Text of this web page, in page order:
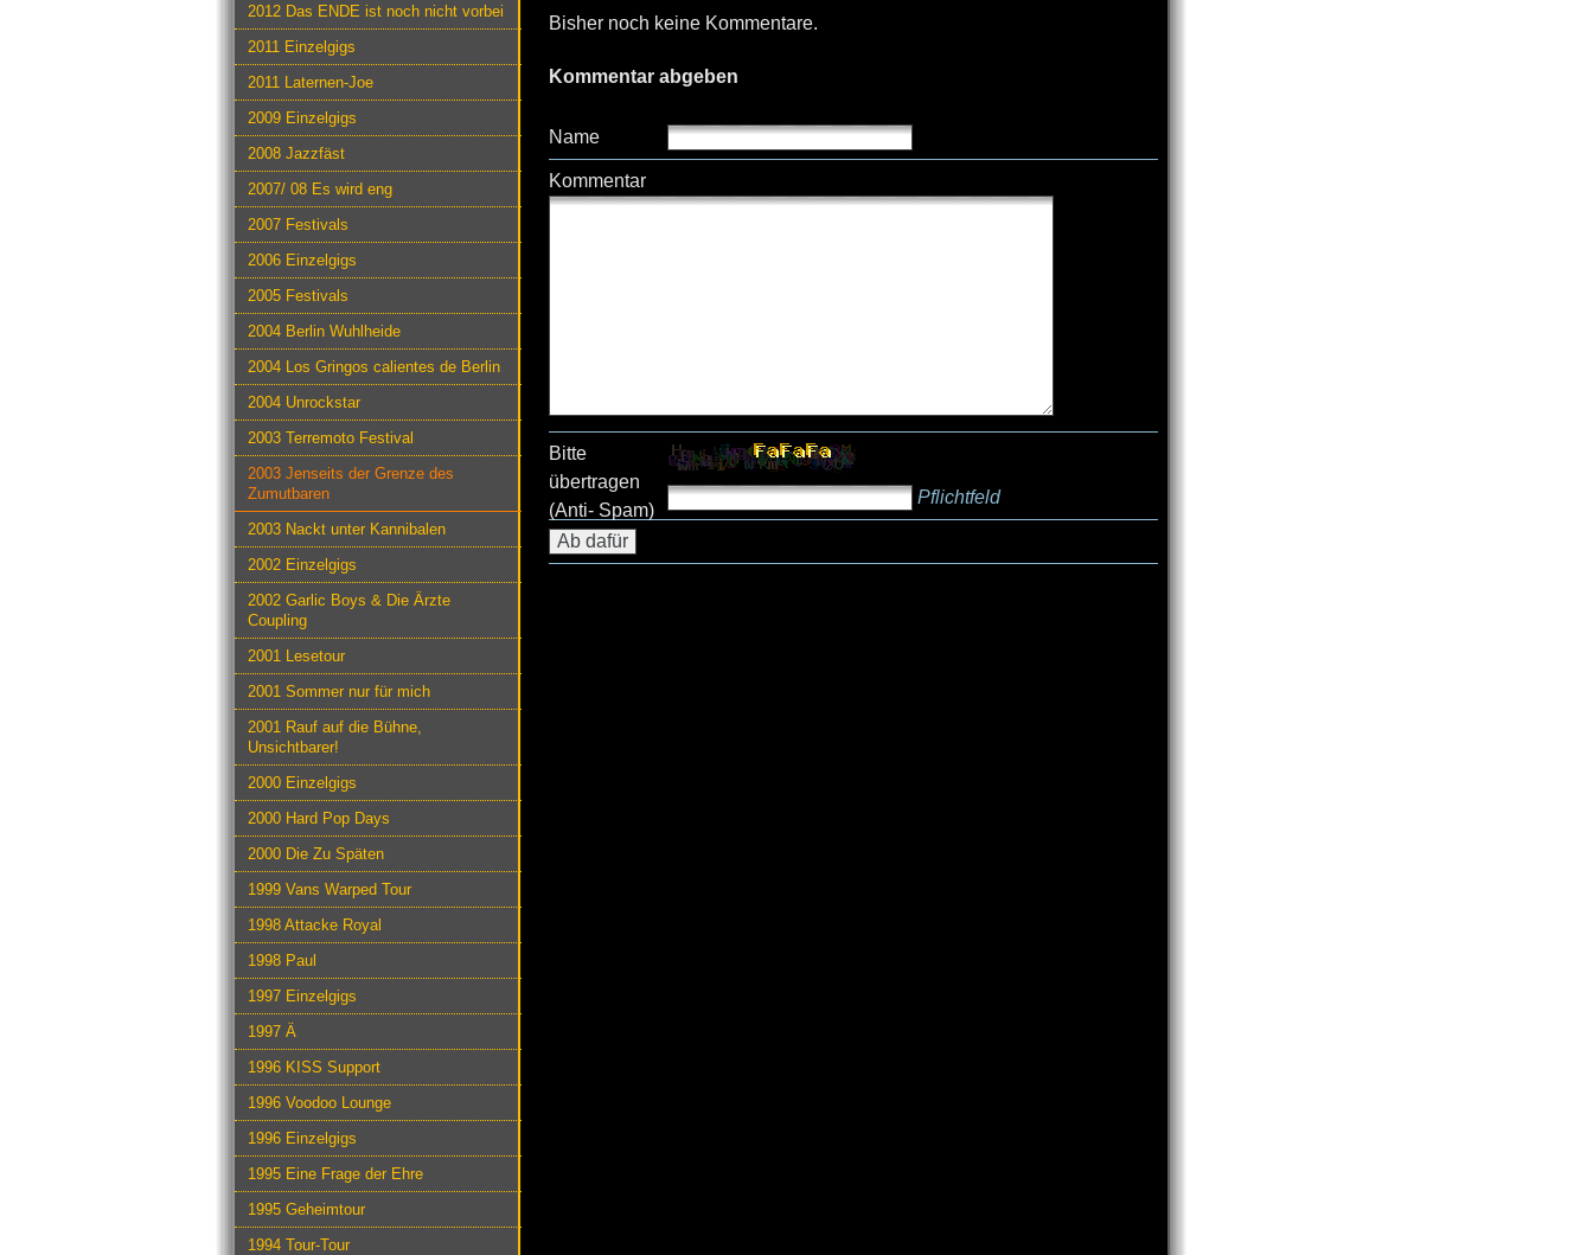
2012 Das ENDE ist noch nicht vorbei
2011 Einzelgigs
2011 Laternen-Joe
2009 Einzelgigs
2008 Jazzfäst
2007/ 08 Es wird eng
2007 Festivals
2006 Einzelgigs
2005 Festivals
2004 Berlin Wuhlheide
2004 Los Gringos calientes de Berlin
2004 Unrockstar
2003 Terremoto Festival
2003 Jenseits der Grenze des
Zumutbaren
2003 Nackt unter Kannibalen
2002 Einzelgigs
2002 Garlic Boys & Die Ärzte
Coupling
2001 Lesetour
2001 Sommer nur für mich
2001 Rauf auf die Bühne,
Unsichtbarer!
2000 Einzelgigs
2000 Hard Pop Days
2000 Die Zu Späten
1999 Vans Warped Tour
1998 Attacke Royal
1998 Paul
1997 Einzelgigs
1997 Ä
1996 KISS Support
1996 Voodoo Lounge
1996 Einzelgigs
1995 Eine Frage der Ehre
1995 Geheimtour
1994 Tour-Tour
Bisher noch keine Kommentare.
Kommentar abgeben
Name
Kommentar
Bitte
übertragen
(Anti- Spam)
Pflichtfeld